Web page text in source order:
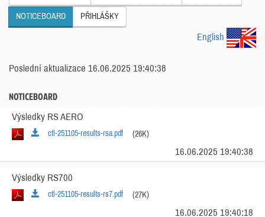
NOTICEBOARD PŘIHLÁŠKY
English
Poslední aktualizace 16.06.2025 19:40:38
NOTICEBOARD
Výsledky RS AERO
ctl-251105-results-rsa.pdf (26K)
16.06.2025 19:40:38
Výsledky RS700
ctl-251105-results-rs7.pdf (27K)
16.06.2025 19:40:18